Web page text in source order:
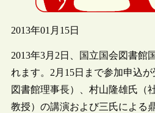
2013年01月15日
2013年3月2日、国立国会図書館
れます。2月15日まで参加申込
図書館理事長）、村山隆雄氏（
教授）の講演および三氏による